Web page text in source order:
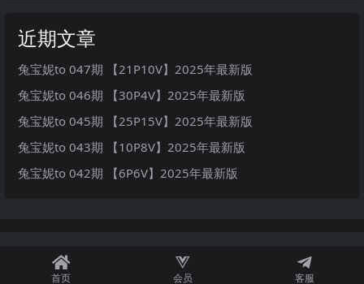
近期文章
兔宝妮to 047期 【21P10V】2025年最新版
兔宝妮to 046期 【30P4V】2025年最新版
兔宝妮to 045期 【25P15V】2025年最新版
兔宝妮to 043期 【10P8V】2025年最新版
兔宝妮to 042期 【6P6V】2025年最新版
首页 会员 客服